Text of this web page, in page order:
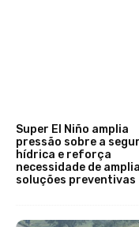
Super El Niño amplia
pressão sobre a
hídrica e reforça
necessidade de
soluções preventivas